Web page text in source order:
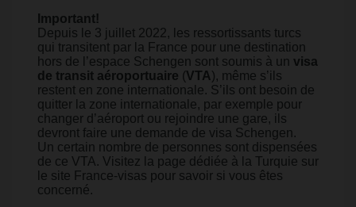
Important!
Depuis le 3 juillet 2022, les ressortissants turcs
qui transitent par la France pour une destination
hors de l’espace Schengen sont soumis à un visa
de transit aéroportuaire (VTA), même s’ils
restent en zone internationale. S’ils ont besoin de
quitter la zone internationale, par exemple pour
changer d’aéroport ou rejoindre une gare, ils
devront faire une demande de visa Schengen.
Un certain nombre de personnes sont dispensées
de ce VTA. Visitez la page dédiée à la Turquie sur
le site France-visas pour savoir si vous êtes
concerné.